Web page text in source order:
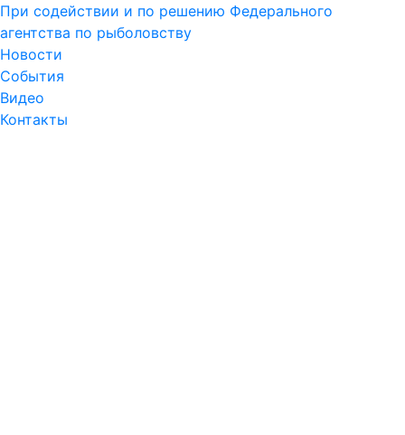
При содействии и по решению Федерального
агентства по рыболовству
Новости
События
Видео
Контакты